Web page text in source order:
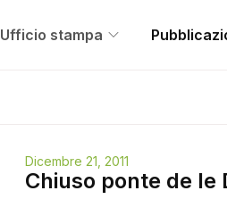
Ufficio stampa
Dicembre 21, 2011
Chiuso ponte de le